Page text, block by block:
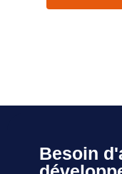
Besoin